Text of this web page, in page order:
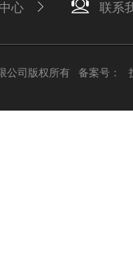
心 联系
公司版权所有 备案号：